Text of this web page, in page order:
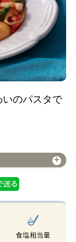
のパスタで
食塩相当量